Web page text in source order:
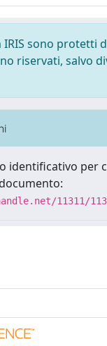
sono protetti
riservati, salvo
identificativo per
11311/